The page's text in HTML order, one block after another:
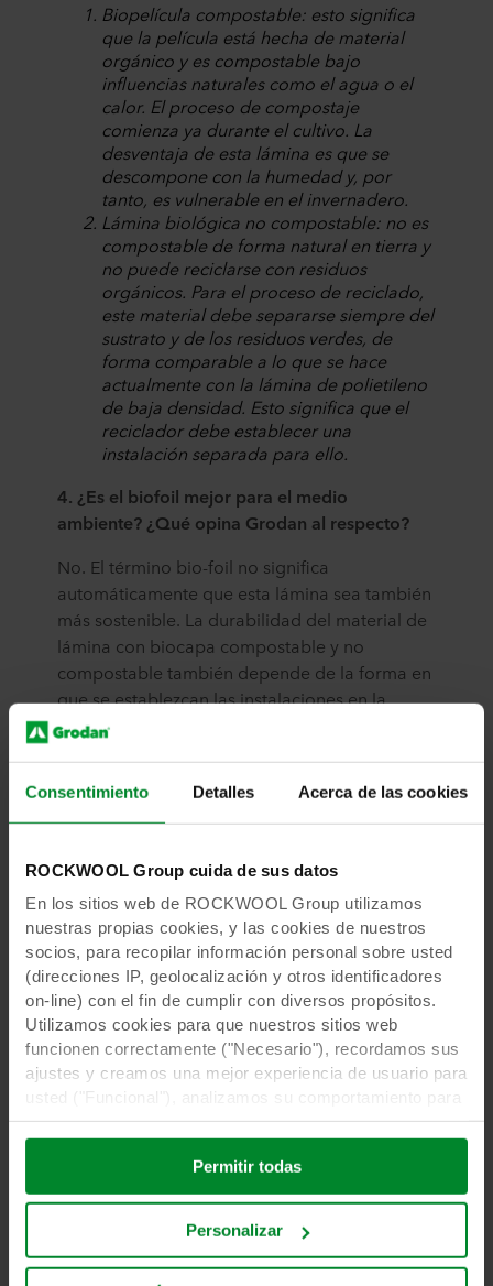
Consentimiento Detalles Acerca de las cookies
ROCKWOOL Group cuida de sus datos
En los sitios web de ROCKWOOL Group utilizamos
nuestras propias cookies, y las cookies de nuestros
socios, para recopilar información personal sobre usted
(direcciones IP, geolocalización y otros identificadores
on-line) con el fin de cumplir con diversos propósitos.
Utilizamos cookies para que nuestros sitios web
funcionen correctamente ("Necesario"), recordamos sus
ajustes y creamos una mejor experiencia de usuario para
optimizar los sitios web ("Estadística") y segmentamos
nuestro contenido y anuncios en las redes sociales y
sitios web externos en función de su comportamiento en
nuestros sitios web ("Marketing"). La información sobre
divulgarse a nuestros socios de redes sociales,
publicidad y análisis. Nuestros socios comerciales
Permitir todas
Personalizar
Biopelícula compostable: esto significa
que la película está hecha de material
orgánico y es compostable bajo
influencias naturales como el agua o el
calor. El proceso de compostaje
comienza ya durante el cultivo. La
desventaja de esta lámina es que se
descompone con la humedad y, por
tanto, es vulnerable en el invernadero.
Lámina biológica no compostable: no es
compostable de forma natural en tierra y
no puede reciclarse con residuos
orgánicos. Para el proceso de reciclado,
este material debe separarse siempre del
sustrato y de los residuos verdes, de
forma comparable a lo que se hace
actualmente con la lámina de polietileno
de baja densidad. Esto significa que el
reciclador debe establecer una
instalación separada para ello.
4. ¿Es el biofoil mejor para el medio
ambiente? ¿Qué opina Grodan al respecto?
No. El término bio-foil no significa
automáticamente que esta lámina sea también
más sostenible. La durabilidad del material de
lámina con biocapa compostable y no
compostable también depende de la forma en
que se establezcan las instalaciones en la
cadena de reciclaje. En la práctica, esto
Por eso, el film biodegradable no siempre es
vista. Como productor, hágase las siguientes
preguntas:
¿Qué material utiliza?
¿Este material es compostable o no?
¿Sabe cómo compostará el material la
empresa de reciclaje?
preparativos adecuados para que sus
reciclarse realmente?
productos de sustrato?